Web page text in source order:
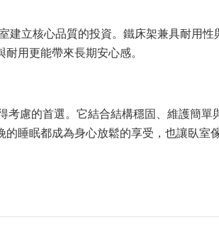
建立核心品質的投資。鐵床架兼具耐用
用更能帶來長期安心感。
考慮的首選。它結合結構穩固、維護簡
睡眠都成為身心放鬆的享受，也讓臥室